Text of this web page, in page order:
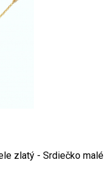
zlatý - Srdiečko malé